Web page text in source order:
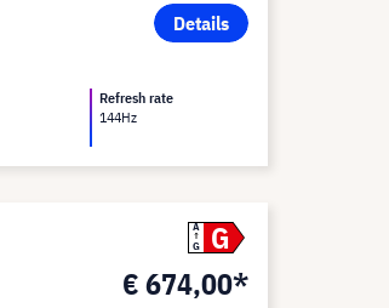
Details
Refresh rate
144Hz
A
G
G
€ 674,00*